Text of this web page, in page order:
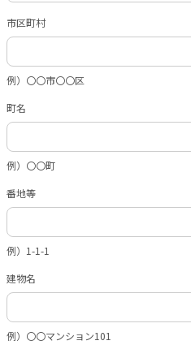
市区町村
例）〇〇市〇〇区
町名
例）〇〇町
番地等
例）1-1-1
建物名
例）〇〇マンション101